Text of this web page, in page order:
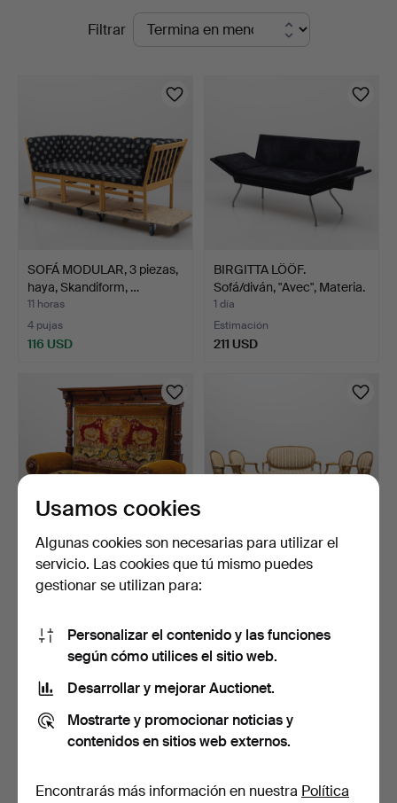
Auktionshuset
Kolonn
SubastasFiltrar
SOFÁ MODULAR, 3 piezas,
haya, Skandiform, …
11 horas
4 pujas
116 USD
BIRGITTA LÖÖF.
Sofá/diván, "Avec", Materia.
1 día
Estimación
211 USD
SOFÁ DE PANEL,
neorrenacimiento, siglo
37 USD
JUEGO DE SALÓN, 5
526 USD
Usamos cookies
Algunas cookies son necesarias para utilizar el
servicio. Las cookies que tú mismo puedes
gestionar se utilizan para:
Personalizar el contenido y las funciones
según cómo utilices el sitio web.
Desarrollar y mejorar Auctionet.
Mostrarte y promocionar noticias y
contenidos en sitios web externos.
Encontrarás más información en nuestra Política